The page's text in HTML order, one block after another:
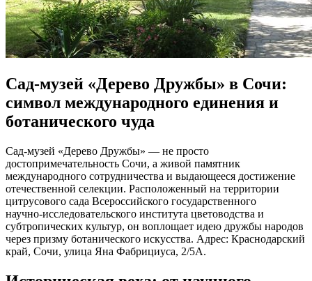
Сад‑музей «Дерево Дружбы» в Сочи:
символ международного единения и
ботанического чуда
Сад‑музей «Дерево Дружбы» — не просто
достопримечательность Сочи, а живой памятник
международного сотрудничества и выдающееся достижение
отечественной селекции. Расположенный на территории
цитрусового сада Всероссийского государственного
научно‑исследовательского института цветоводства и
субтропических культур, он воплощает идею дружбы народов
через призму ботанического искусства. Адрес: Краснодарский
край, Сочи, улица Яна Фабрициуса, 2/5А.